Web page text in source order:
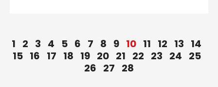
1 2 3 4 5 6 7 8 9 10 11 12 13 14
15 16 17 18 19 20 21 22 23 24 25
26 27 28